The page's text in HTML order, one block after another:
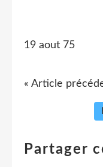
19 aout 75
« Article
Partager